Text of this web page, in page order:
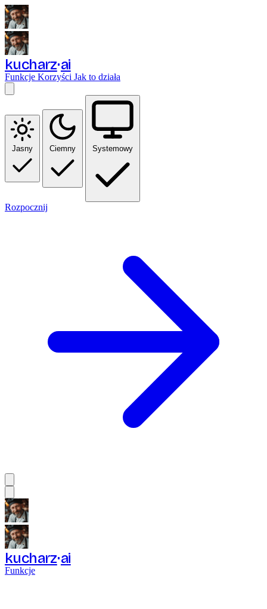
kucharz ai
Funkcje Korzyści Jak to działa
Jasny Ciemny Systemowy
Rozpocznij
kucharz ai
Funkcje